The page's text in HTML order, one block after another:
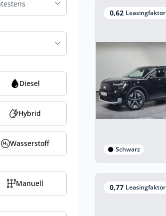
Diesel
Hybrid
Wasserstoff
Manuell
0,62 Leasingfaktor
Schwarz
0,77 Leasingfaktor